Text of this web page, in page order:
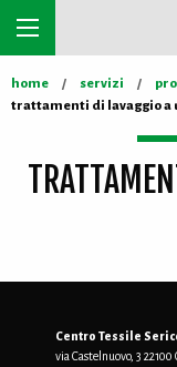
home servizi
trattamenti di lavaggio a
Centro Tessile
via Castelnuovo, 3 22100